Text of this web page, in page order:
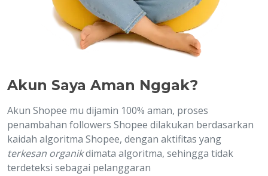
Akun Saya Aman Nggak?
Akun Shopee mu dijamin 100% aman, proses
penambahan followers Shopee dilakukan berdasarkan
kaidah algoritma Shopee, dengan aktifitas yang
terkesan organikdimata algoritma, sehingga tidak
terdeteksi sebagai pelanggaran